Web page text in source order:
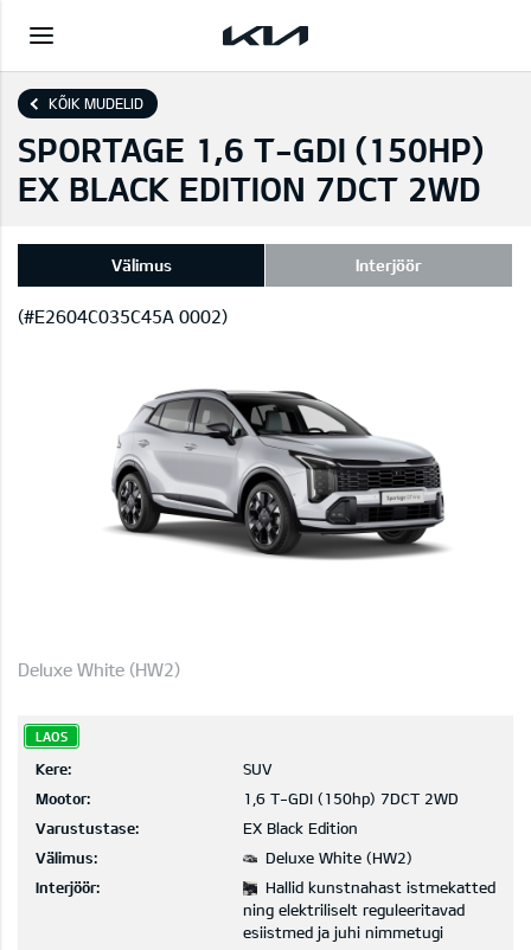
KÕIK MUDELID
SPORTAGE 1,6 T-GDI (150HP)
EX BLACK EDITION 7DCT 2WD
Välimus Interjöör
(#E2604C035C45A 0002)
Deluxe White (HW2)
LAOS
Kere:
SUV
Mootor:
1,6 T-GDI (150hp) 7DCT 2WD
Varustustase:
EX Black Edition
Välimus:
Deluxe White (HW2)
Interjöör:
Hallid kunstnahast istmekatted
ning elektriliselt reguleeritavad
esiistmed ja juhi nimmetugi